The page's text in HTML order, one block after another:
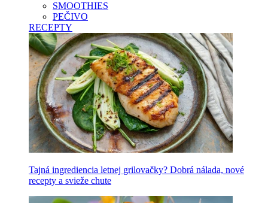
SMOOTHIES
PEČIVO
RECEPTY
Tajná ingrediencia letnej grilovačky? Dobrá nálada, nové
recepty a svieže chute